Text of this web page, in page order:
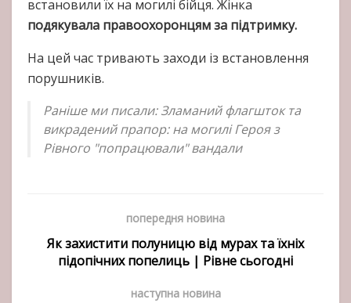
встановили їх на могилі бійця. Жінка
подякувала правоохоронцям за підтримку.
На цей час тривають заходи із встановлення
порушників.
Раніше ми писали: Зламаний флагшток та
викрадений прапор: на могилі Героя з
Рівного "попрацювали" вандали
попередня новина
Як захистити полуницю від мурах та їхніх
підопічних попелиць | Рівне сьогодні
наступна новина